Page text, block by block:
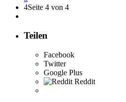
4Seite 4 von 4
Teilen
Facebook
Twitter
Google Plus
Reddit